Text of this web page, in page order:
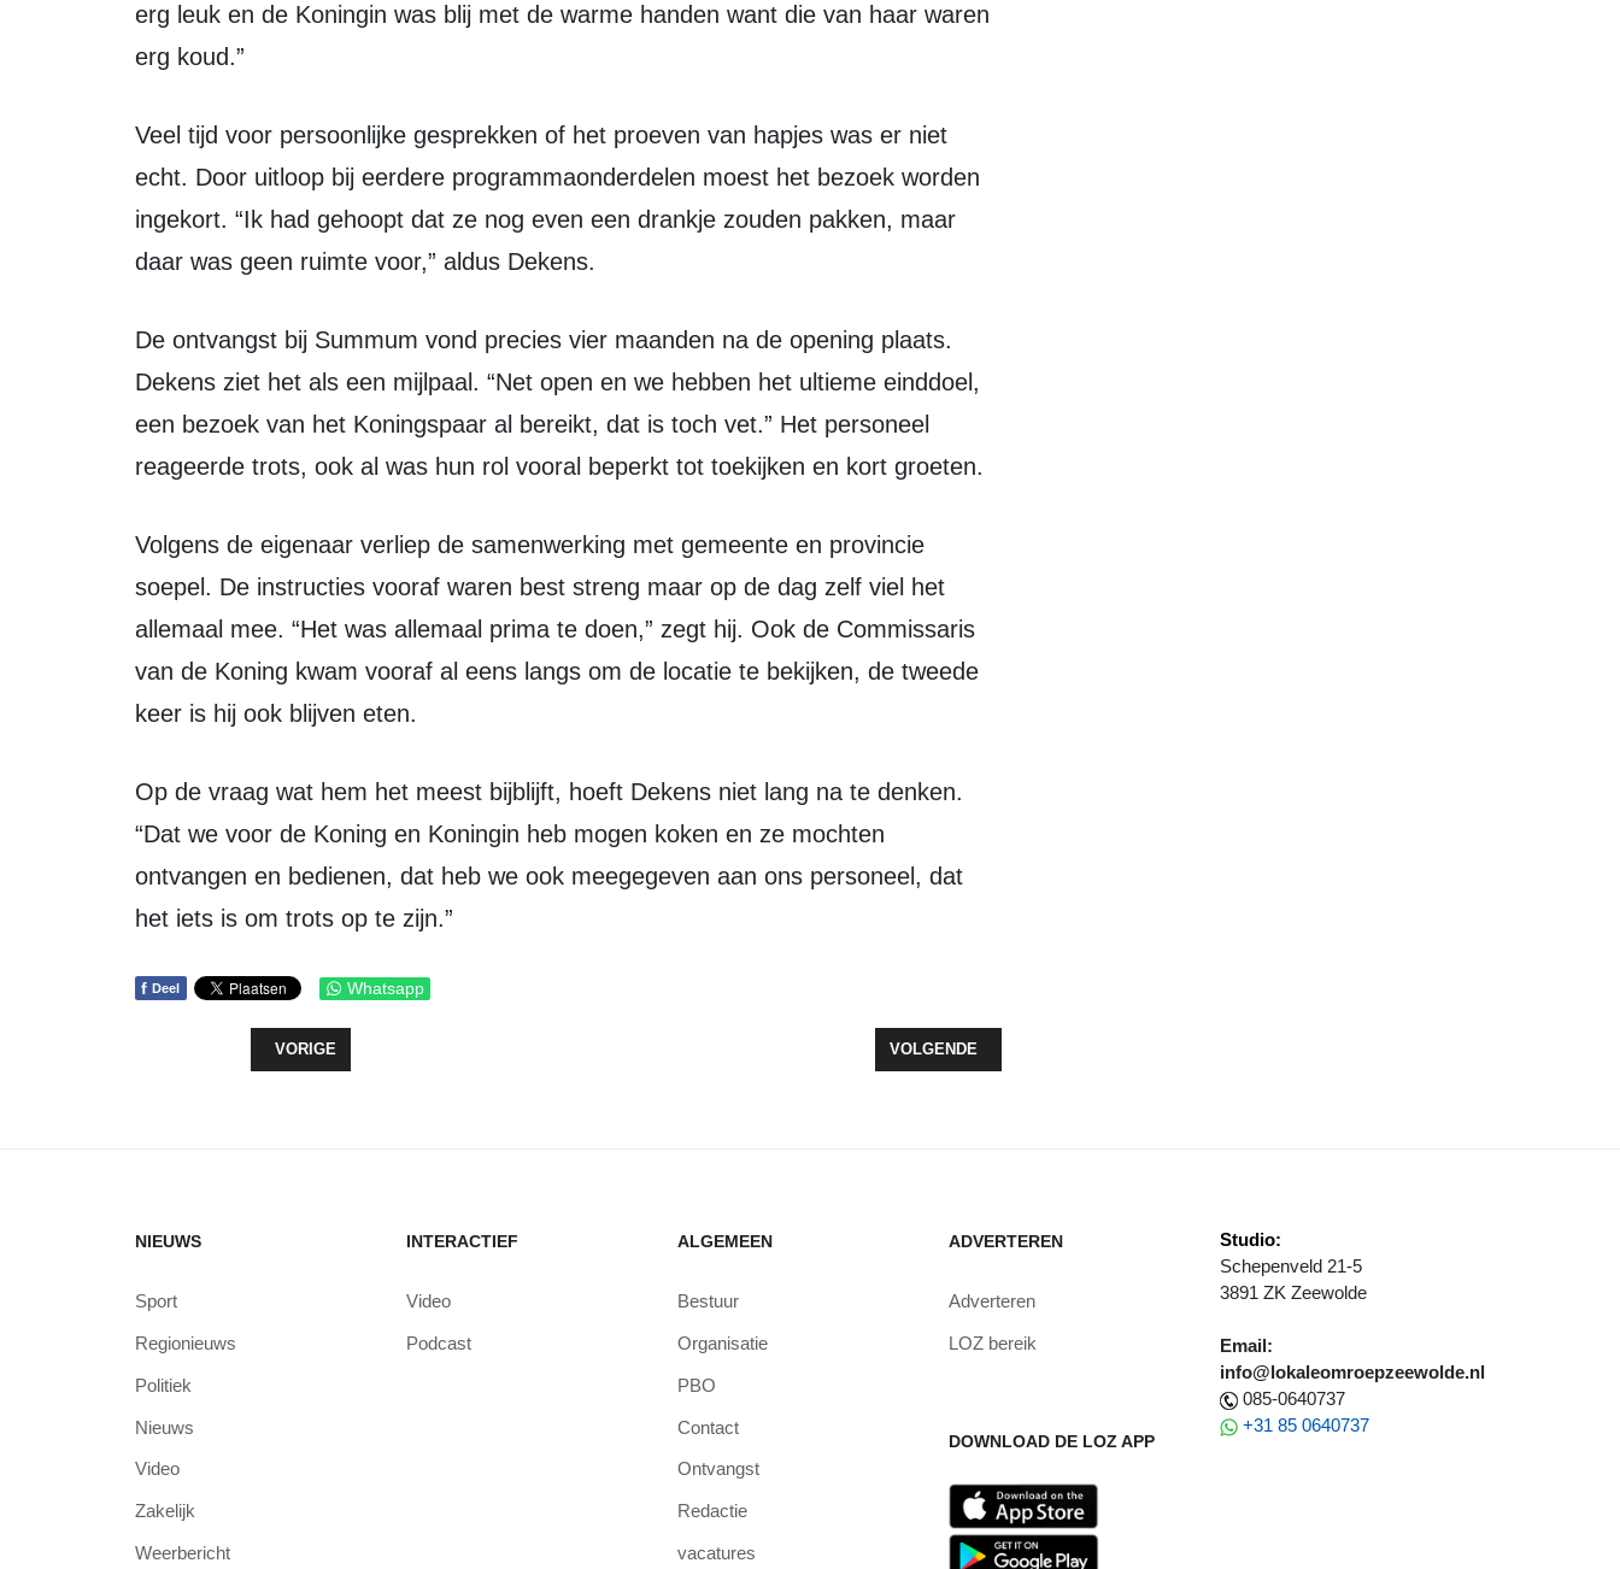
erg leuk en de Koningin was blij met de warme handen want die van haar waren
erg koud.”
Veel tijd voor persoonlijke gesprekken of het proeven van hapjes was er niet
echt. Door uitloop bij eerdere programmaonderdelen moest het bezoek worden
ingekort. “Ik had gehoopt dat ze nog even een drankje zouden pakken, maar
daar was geen ruimte voor,” aldus Dekens.
De ontvangst bij Summum vond precies vier maanden na de opening plaats.
Dekens ziet het als een mijlpaal. “Net open en we hebben het ultieme einddoel,
een bezoek van het Koningspaar al bereikt, dat is toch vet.” Het personeel
reageerde trots, ook al was hun rol vooral beperkt tot toekijken en kort groeten.
Volgens de eigenaar verliep de samenwerking met gemeente en provincie
soepel. De instructies vooraf waren best streng maar op de dag zelf viel het
allemaal mee. “Het was allemaal prima te doen,” zegt hij. Ook de Commissaris
van de Koning kwam vooraf al eens langs om de locatie te bekijken, de tweede
keer is hij ook blijven eten.
Op de vraag wat hem het meest bijblijft, hoeft Dekens niet lang na te denken.
“Dat we voor de Koning en Koningin heb mogen koken en ze mochten
ontvangen en bedienen, dat heb we ook meegegeven aan ons personeel, dat
het iets is om trots op te zijn.”
f Deel Whatsapp
VORIG ARTIKEL: JEUGD- & JONGERENWERK EN JEUGD-PUNT BUNDELEN KRACHTEN IN ZEEWOLDE
VORIGE VOLGENDE ARTIKEL: KONINGSBEZOEK IN ZEEWOLDE SFEERVERSLAG
VOLGENDE
NIEUWS
Sport
Regionieuws
Politiek
Nieuws
Video
Zakelijk
Weerbericht
INTERACTIEF
Video
Podcast
ALGEMEEN
Bestuur
Organisatie
PBO
Contact
Ontvangst
Redactie
vacatures
ADVERTEREN
Adverteren
LOZ bereik
DOWNLOAD DE LOZ APP
Studio:
Schepenveld 21-5
3891 ZK Zeewolde
Email:
info@lokaleomroepzeewolde.nl
085-0640737
+31 85 0640737